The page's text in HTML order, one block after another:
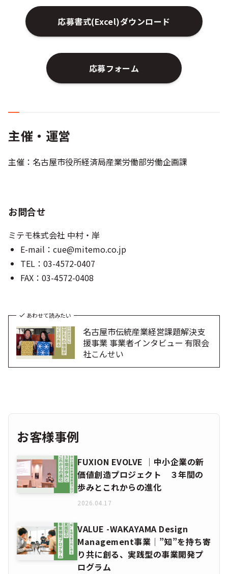
応募書式(Excel)ダウンロード
応募フォーム
主催・運営
主催：名古屋市役所経済局産業労働部労働企画課
お問合せ
ミテモ株式会社 中村・岸
E-mail： cue@mitemo.co.jp
TEL：03-4572-0407
FAX：03-4572-0408
あわせて読みたい
名古屋市伝統産業経営課題解決支
援事業 事業者インタビュー 有限会
社こんせい
お客様事例
FUXION EVOLVE │中小企業の新
価値創造プロジェクト ３年間の
歩みとこれからの進化
2026.04.17
VALUE -WAKAYAMA Design
Management事業│”知”を持ち寄
り共に創る、実践型の事業開発プ
ログラム